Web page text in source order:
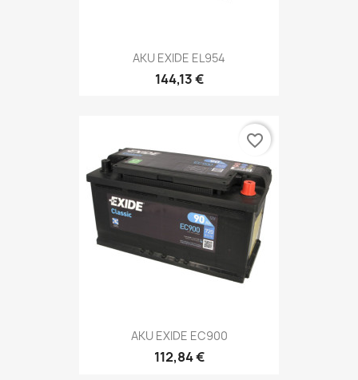
AKU EXIDE EL954
144,13 €
AKU EXIDE EC900
112,84 €
favorite_border